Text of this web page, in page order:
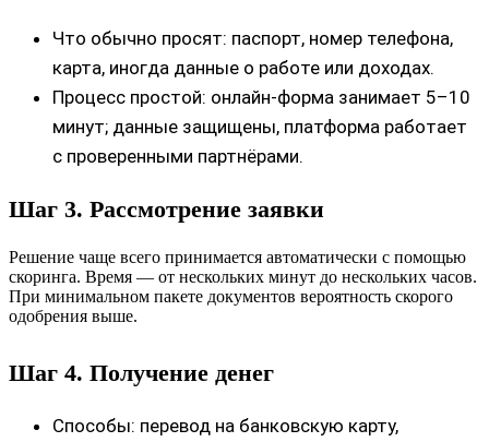
Что обычно просят: паспорт, номер телефона,
карта, иногда данные о работе или доходах.
Процесс простой: онлайн‑форма занимает 5–10
минут; данные защищены, платформа работает
с проверенными партнёрами.
Шаг 3. Рассмотрение заявки
Решение чаще всего принимается автоматически с помощью
скоринга. Время — от нескольких минут до нескольких часов.
При минимальном пакете документов вероятность скорого
одобрения выше.
Шаг 4. Получение денег
Способы: перевод на банковскую карту,